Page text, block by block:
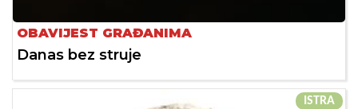
OBAVIJEST GRAĐANIMA
Danas bez struje
ISTRA